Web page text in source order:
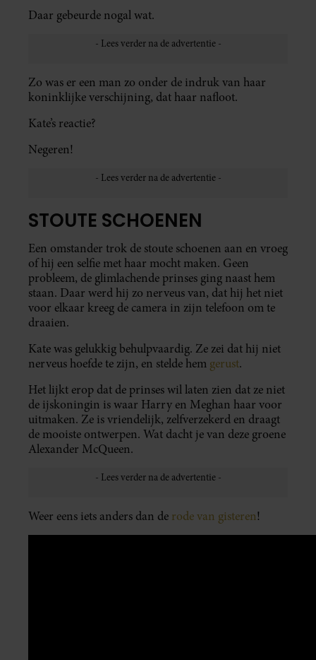
Daar gebeurde nogal wat.
Zo was er een man zo onder de indruk van haar
koninklijke verschijning, dat haar nafloot.
Kate’s reactie?
Negeren!
STOUTE SCHOENEN
Een omstander trok de stoute schoenen aan en vroeg
of hij een selfie met haar mocht maken. Geen
probleem, de glimlachende prinses ging naast hem
staan. Daar werd hij zo nerveus van, dat hij het niet
voor elkaar kreeg de camera in zijn telefoon om te
draaien.
Kate was gelukkig behulpvaardig. Ze zei dat hij niet
nerveus hoefde te zijn, en stelde hem gerust.
Het lijkt erop dat de prinses wil laten zien dat ze niet
de ijskoningin is waar Harry en Meghan haar voor
uitmaken. Ze is vriendelijk, zelfverzekerd en draagt
de mooiste ontwerpen. Wat dacht je van deze groene
Alexander McQueen.
Weer eens iets anders dan de rode van gisteren!